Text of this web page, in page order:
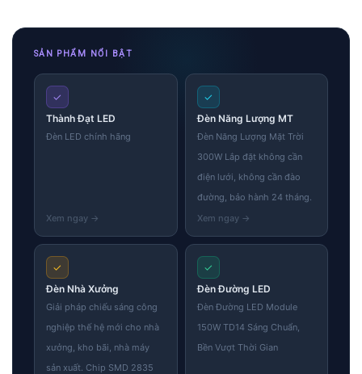
SẢN PHẨM NỔI BẬT
✓
Thành Đạt LED
Đèn LED chính hãng
✓
Đèn Năng Lượng MT
Đèn Năng Lượng Mặt Trời
300W Lắp đặt không cần
điện lưới, không cần đào
đường, bảo hành 24 tháng.
✓
Đèn Nhà Xưởng
Giải pháp chiếu sáng công
nghiệp thế hệ mới cho nhà
xưởng, kho bãi, nhà máy
sản xuất. Chip SMD 2835
✓
Đèn Đường LED
Đèn Đường LED Module
150W TD14 Sáng Chuẩn,
Bền Vượt Thời Gian